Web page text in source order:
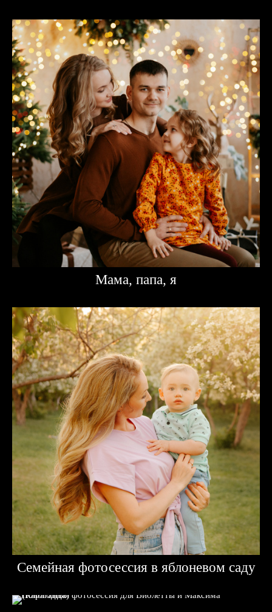
Мама, папа, я
Семейная фотосессия в яблоневом саду